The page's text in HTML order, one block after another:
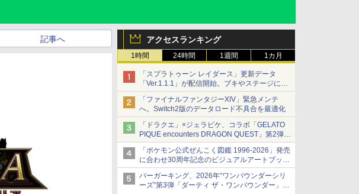
アクセスランキング
1時間 24時間 1週間 1カ月
「スプラトゥーン レイダース」更新データ
「Ver.1.1.1」が配信開始。ブキやステージに関
する不具合を修正
「ファイナルファンタジーXIV」緊急メンテ
へ。Switch2版のデータロード不具合を最適化
「ドラクエ」×ジェラピケ、コラボ「GELATO
PIQUE encounters DRAGON QUEST」第2弾が
本日発売
アイスカップに入ったスライムやわたぼう、ベ
ビーサタンなどがオリジナルアートで登場
「ポケモン公式ぜんこく図鑑 1996-2026」発売
に合わせ30周年記念のビジュアルアートブック
3冊同時発売が決定
バーガーキング、2026年“ワンパウンダーシリ
ーズ”第3弾「ダーティ ザ・ワンパウンダー」を
記事へ